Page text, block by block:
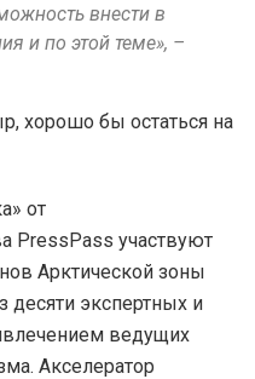
внести в
и по этой теме», –
от
PressPass участвуют
Арктической зоны
десяти экспертных и
ведущих
Акселератор